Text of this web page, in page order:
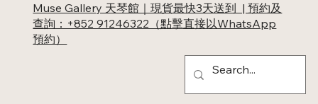
Muse Gallery 天琴館｜現貨最快3天送到 | 預約及
查詢：+852 91246322（點擊直接以WhatsApp
預約）